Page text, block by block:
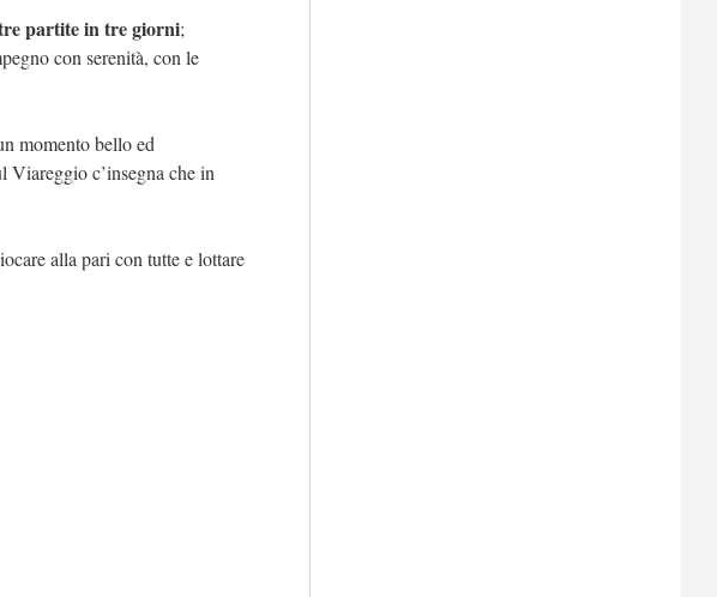
partite in tre giorni;
con serenità, con le
momento bello ed
Viareggio c’insegna che in
alla pari con tutte e lottare